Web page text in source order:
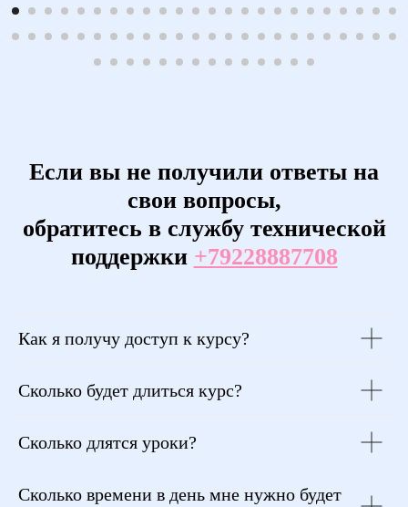
Если вы не получили ответы на
свои вопросы,
обратитесь в службу технической
поддержки +79228887708
Как я получу доступ к курсу?
Сколько будет длиться курс?
Сколько длятся уроки?
Сколько времени в день мне нужно будет